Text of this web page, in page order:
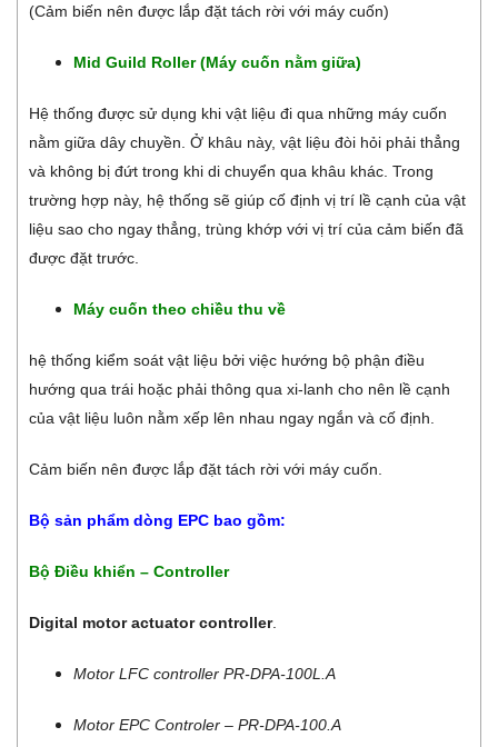
(Cảm biến nên được lắp đặt tách rời với máy cuốn)
Mid Guild Roller (Máy cuốn nằm giữa)
Hệ thống được sử dụng khi vật liệu đi qua những máy cuốn
nằm giữa dây chuyền. Ở khâu này, vật liệu đòi hỏi phải thẳng
và không bị đứt trong khi di chuyển qua khâu khác. Trong
trường hợp này, hệ thống sẽ giúp cố định vị trí lề cạnh của vật
liệu sao cho ngay thẳng, trùng khớp với vị trí của cảm biến đã
được đặt trước.
Máy cuốn theo chiều thu về
hệ thống kiểm soát vật liệu bởi việc hướng bộ phận điều
hướng qua trái hoặc phải thông qua xi-lanh cho nên lề cạnh
của vật liệu luôn nằm xếp lên nhau ngay ngắn và cố định.
Cảm biến nên được lắp đặt tách rời với máy cuốn.
Bộ sản phẩm dòng EPC bao gồm:
Bộ Điều khiển – Controller
Digital motor actuator controller.
Motor LFC controller PR-DPA-100L.A
Motor EPC Controler – PR-DPA-100.A